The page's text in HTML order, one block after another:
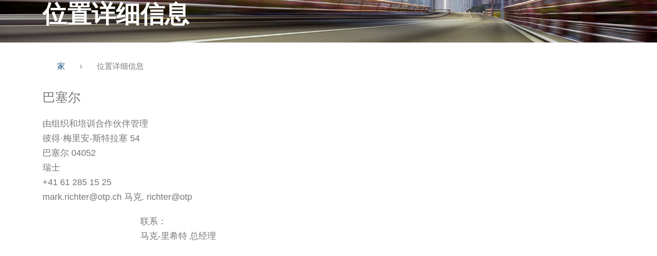
位置详细信息
家 › 位置详细信息
巴塞尔
由组织和培训合作伙伴管理
彼得·梅里安-斯特拉塞 54
巴塞尔 04052
瑞士
+41 61 285 15 25
mark.richter@otp.ch 马克. richter@otp
联系：
马克-里希特 总经理